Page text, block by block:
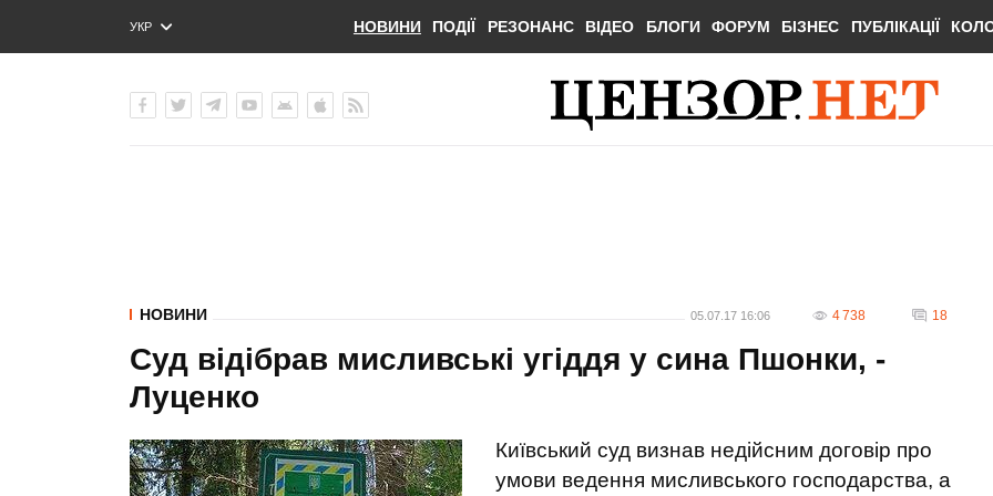
УКР
ENG
НОВИНИ ПОДІЇ РЕЗОНАНС ВІДЕО БЛОГИ ФОРУМ БІЗНЕС ПУБЛІКАЦІЇ
НОВИНИ 05.07.17 16:06 4 738 18
Суд відібрав мисливські угіддя у сина Пшонки, -
Луценко
Київський суд визнав недійсним договір про
умови ведення мисливського господарства, а